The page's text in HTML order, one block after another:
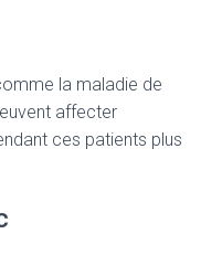
la maladie de
affecter
ces patients plus